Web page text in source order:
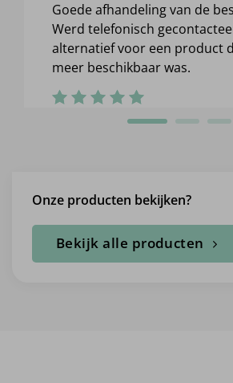
Goede afhandeling van de
Werd telefonisch
alternatief voor een product
meer beschikbaar was.
Onze producten bekijken?
Bekijk alle producten